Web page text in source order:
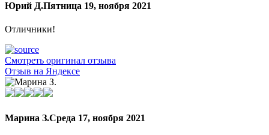
Юрий Д.Пятница 19, ноября 2021
Отличники!
Смотреть оригинал отзыва
Отзыв на Яндексе
Марина З.Среда 17, ноября 2021